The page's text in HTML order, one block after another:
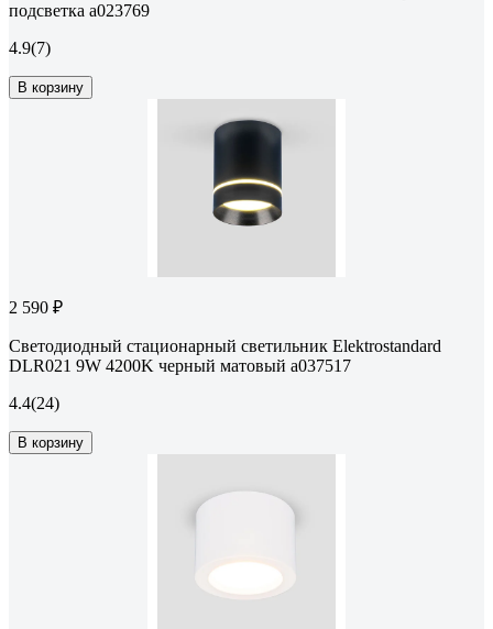
подсветка a023769
4.9(7)
В корзину
2 590 ₽
Светодиодный стационарный светильник Elektrostandard
DLR021 9W 4200K черный матовый a037517
4.4(24)
В корзину